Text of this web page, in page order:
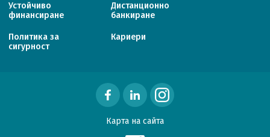
Устойчиво
финансиране
Дистанционно
банкиране
Политика за
сигурност
Кариери
Карта на сайта